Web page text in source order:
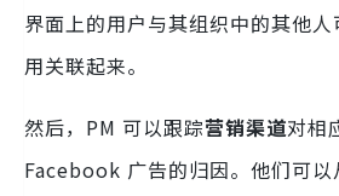
界面上的用户与其组织中的其他
用关联起来。
然后，PM 可以跟踪营销渠道对相
Facebook 广告的归因。他们可